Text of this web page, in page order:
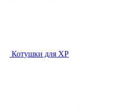
Котушки для ХР